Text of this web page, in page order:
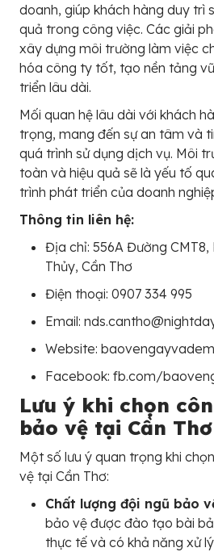
doanh, giúp khách hàng duy trì
quả trong công việc. Các giải
xây dựng môi trường làm việc
hóa công ty tốt, tạo nền tảng
triển lâu dài.
Mối quan hệ lâu dài với khách
trọng, mang đến sự an tâm và
quá trình sử dụng dịch vụ. Môi
toàn và hiệu quả sẽ là yếu tố
trình phát triển của doanh
Thông tin liên hệ:
Địa chỉ: 556A Đường CMT8,
Thủy, Cần Thơ
Điện thoại: 0907 334 995
Email:
Website:
Facebook: fb.com/
Lưu ý khi chọn
bảo vệ tại Cần Thơ
Một số lưu ý quan trọng khi
vệ tại Cần Thơ:
Chất lượng đội ngũ bảo
bảo vệ được đào tạo bài
thực tế và có khả năng xử